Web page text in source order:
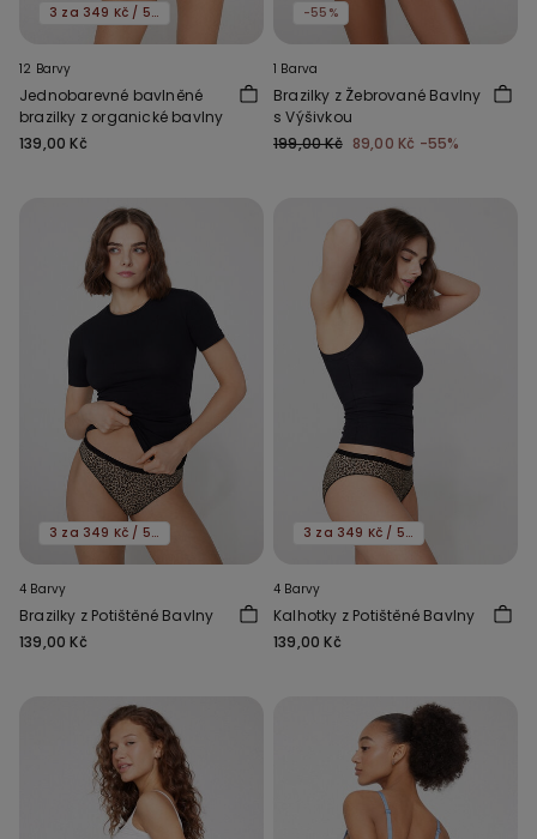
3 za 349 Kč / 5 za 549 Kč
12 Barvy
Jednobarevné bavlněné
brazilky z organické bavlny
139,00 Kč
-55%
1 Barva
Brazilky z Žebrované Bavlny
s Výšivkou
199,00 Kč 89,00 Kč -55%
3 za 349 Kč / 5 za 549 Kč
4 Barvy
Brazilky z Potištěné Bavlny
139,00 Kč
3 za 349 Kč / 5 za 549 Kč
4 Barvy
Kalhotky z Potištěné Bavlny
139,00 Kč